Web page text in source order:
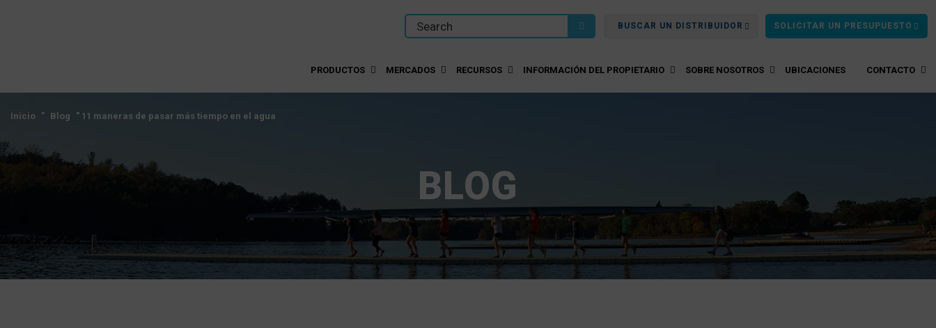
BUSCAR UN DISTRIBUIDOR SOLICITAR UN PRESUPUESTO
PRODUCTOS MERCADOS RECURSOS INFORMACIÓN DEL PROPIETARIO SOBRE NOSOTROS UBICACIONES CONTACTO
Inicio " Blog " 11 maneras de pasar más tiempo en el agua
BLOG